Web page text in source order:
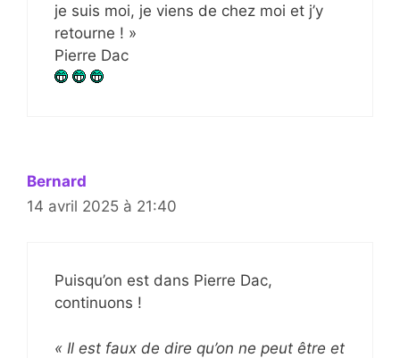
je suis moi, je viens de chez moi et j’y
retourne ! »
Pierre Dac
Bernard
14 avril 2025 à 21:40
Puisqu’on est dans Pierre Dac,
continuons !
« Il est faux de dire qu’on ne peut être et